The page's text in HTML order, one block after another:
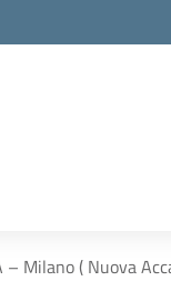
Milano ( Nuova